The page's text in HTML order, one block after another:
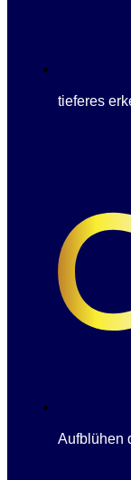
tieferes
Aufblühen